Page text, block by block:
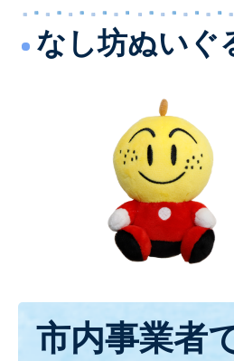
なし坊ぬいぐ
市内事業者